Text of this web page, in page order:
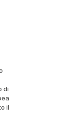
di
il